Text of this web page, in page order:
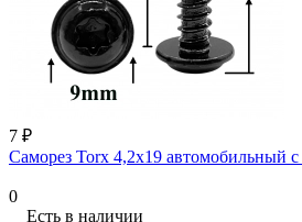
7 ₽
Саморез Torx 4,2х19 автомобильный
0
Есть в наличии